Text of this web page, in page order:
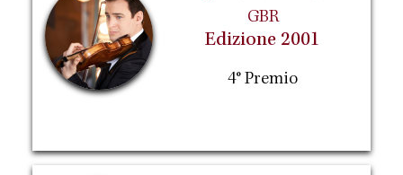
GBR
Edizione 2001
4° Premio